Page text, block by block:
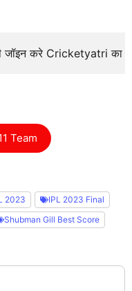
जॉइन करे Cricketyatri
Team
2023
IPL 2023 Final
Shubman Gill Best Score